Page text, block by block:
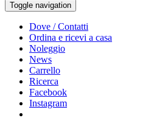
Toggle navigation
Dove / Contatti
Ordina e ricevi a casa
Noleggio
News
Carrello
Ricerca
Facebook
Instagram